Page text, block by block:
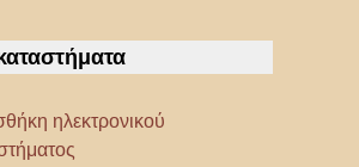
ηλεκτρονικού